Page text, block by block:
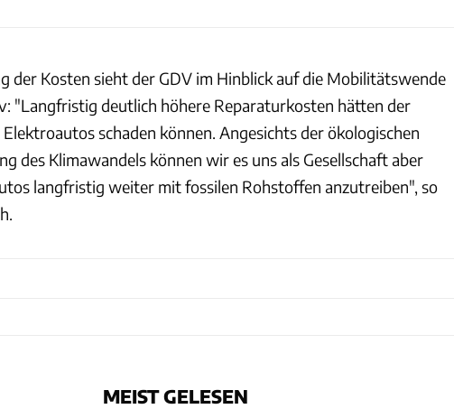
der Kosten sieht der GDV im Hinblick auf die Mobilitätswende
"Langfristig deutlich höhere Reparaturkosten hätten der
schaden können. Angesichts der ökologischen
des Klimawandels können wir es uns als Gesellschaft aber
langfristig weiter mit fossilen Rohstoffen anzutreiben", so
MEIST GELESEN